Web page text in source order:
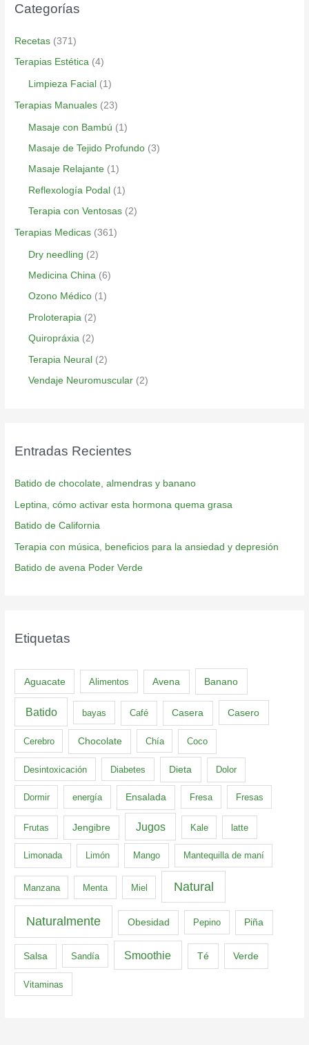
Categorías
Recetas (371)
Terapias Estética (4)
Limpieza Facial (1)
Terapias Manuales (23)
Masaje con Bambú (1)
Masaje de Tejido Profundo (3)
Masaje Relajante (1)
Reflexología Podal (1)
Terapia con Ventosas (2)
Terapias Medicas (361)
Dry needling (2)
Medicina China (6)
Ozono Médico (1)
Proloterapia (2)
Quiropráxia (2)
Terapia Neural (2)
Vendaje Neuromuscular (2)
Entradas Recientes
Batido de chocolate, almendras y banano
Leptina, cómo activar esta hormona quema grasa
Batido de California
Terapia con música, beneficios para la ansiedad y depresión
Batido de avena Poder Verde
Etiquetas
Aguacate Alimentos Avena Banano
Batido bayas Café Casera Casero
Cerebro Chocolate Chía Coco
Desintoxicación Diabetes Dieta Dolor
Dormir energía Ensalada Fresa Fresas
Frutas Jengibre Jugos Kale latte
Limonada Limón Mango Mantequilla de maní
Manzana Menta Miel Natural
Naturalmente Obesidad Pepino Piña
Salsa Sandía Smoothie Té Verde
Vitaminas